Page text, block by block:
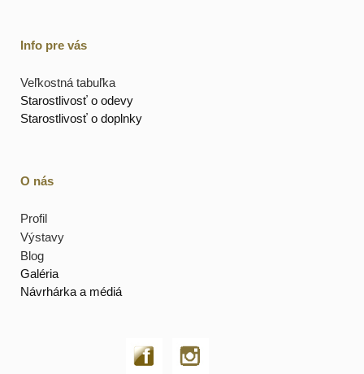
Info pre vás
Veľkostná tabuľka
Starostlivosť o odevy
Starostlivosť o doplnky
O nás
Profil
Výstavy
Blog
Galéria
Návrhárka a médiá